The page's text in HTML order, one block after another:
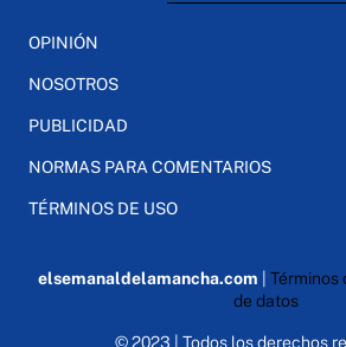
OPINIÓN
NOSOTROS
PUBLICIDAD
NORMAS PARA COMENTARIOS
TÉRMINOS DE USO
elsemanaldelamancha.com Términos
de datos
© 2023 | Todos los derechos